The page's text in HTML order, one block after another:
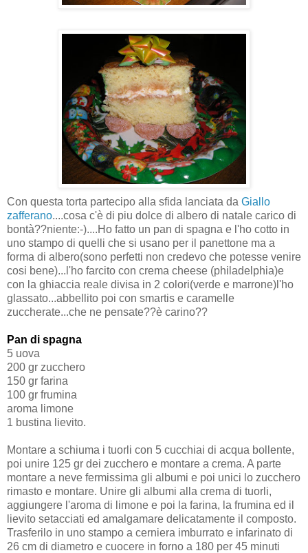
Con questa torta partecipo alla sfida lanciata da Giallo
zafferano....cosa c'è di piu dolce di albero di natale carico di
bontà??niente:-)....Ho fatto un pan di spagna e l'ho cotto in
uno stampo di quelli che si usano per il panettone ma a
forma di albero(sono perfetti non credevo che potesse venire
cosi bene)...l'ho farcito con crema cheese (philadelphia)e
con la ghiaccia reale divisa in 2 colori(verde e marrone)l'ho
glassato...abbellito poi con smartis e caramelle
zuccherate...che ne pensate??è carino??
Pan di spagna
5 uova
200 gr zucchero
150 gr farina
100 gr frumina
aroma limone
1 bustina lievito.
Montare a schiuma i tuorli con 5 cucchiai di acqua bollente,
poi unire 125 gr dei zucchero e montare a crema. A parte
montare a neve fermissima gli albumi e poi unici lo zucchero
rimasto e montare. Unire gli albumi alla crema di tuorli,
aggiungere l'aroma di limone e poi la farina, la frumina ed il
lievito setacciati ed amalgamare delicatamente il composto.
Trasferilo in uno stampo a cerniera imburrato e infarinato di
26 cm di diametro e cuocere in forno a 180 per 45 minuti